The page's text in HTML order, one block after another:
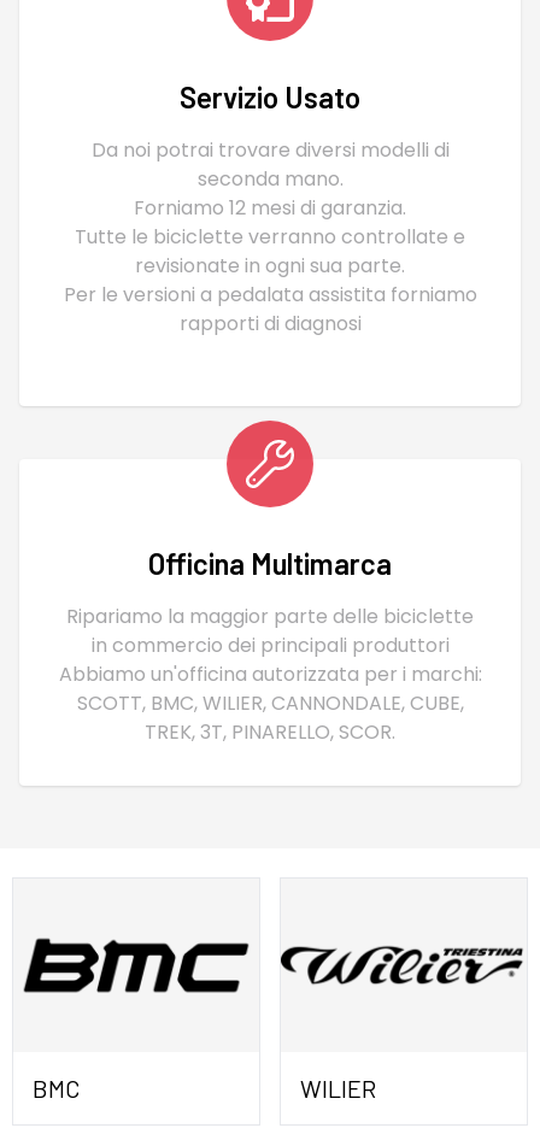
Servizio Usato
Da noi potrai trovare diversi modelli di
seconda mano.
Forniamo 12 mesi di garanzia.
Tutte le biciclette verranno controllate e
revisionate in ogni sua parte.
Per le versioni a pedalata assistita forniamo
rapporti di diagnosi
Officina Multimarca
Ripariamo la maggior parte delle biciclette
in commercio dei principali produttori
Abbiamo un'officina autorizzata per i marchi:
SCOTT, BMC, WILIER, CANNONDALE, CUBE,
TREK, 3T, PINARELLO, SCOR.
BMC WILIER